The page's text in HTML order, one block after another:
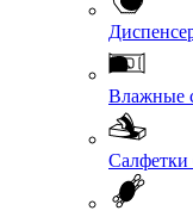
Влажные